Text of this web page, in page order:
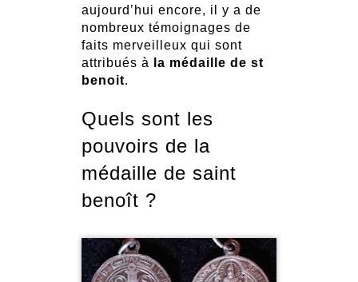
aujourd’hui encore, il y a de
nombreux témoignages de
faits merveilleux qui sont
attribués à
la médaille de st
benoit.
Quels sont les
pouvoirs de la
médaille de saint
benoît ?